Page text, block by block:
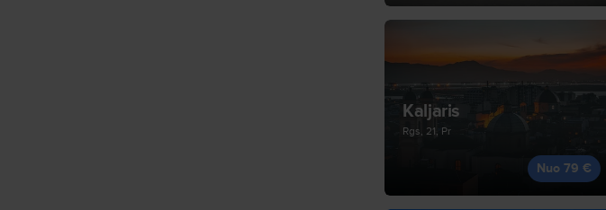
Kaljaris
Rgs, 21, Pr
Nuo 79 €